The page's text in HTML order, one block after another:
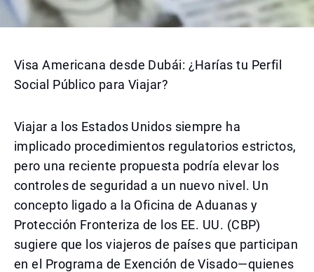
Visa Americana desde Dubái: ¿Harías tu Perfil
Social Público para Viajar?
Viajar a los Estados Unidos siempre ha
implicado procedimientos regulatorios estrictos,
pero una reciente propuesta podría elevar los
controles de seguridad a un nuevo nivel. Un
concepto ligado a la Oficina de Aduanas y
Protección Fronteriza de los EE. UU. (CBP)
sugiere que los viajeros de países que participan
en el Programa de Exención de Visado—quienes